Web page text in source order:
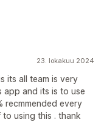
23. lokakuu 2024
its all team is very
app and its is to use
recmmended every
using this . thank